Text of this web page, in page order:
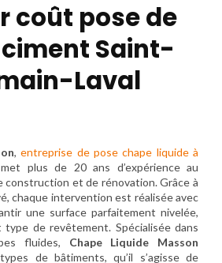
coût pose de
Saint-
Laval
,entreprise de pose chape liquide à
plus de 20 ans d’expérience au
construction et de rénovation. Grâce à
chaque intervention est réalisée avec
une surface parfaitement nivelée,
de revêtement. Spécialisée dans
fluides, Chape Liquide Masson
de bâtiments, qu’il s’agisse de